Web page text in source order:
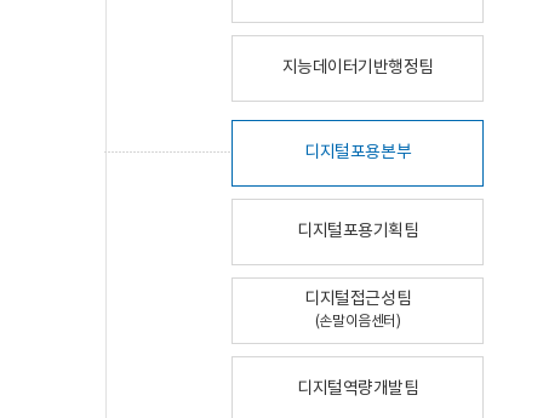
지능데이터기반행정팀
디지털포용본부
디지털포용기획팀
디지털접근성팀
(손말이음센터)
디지털역량개발팀